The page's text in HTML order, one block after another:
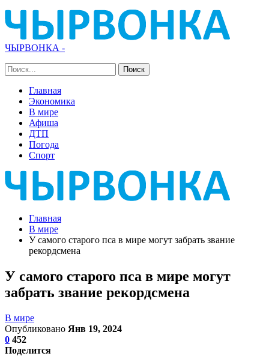
ЧЫРВОНКА -
Главная
Экономика
В мире
Афиша
ДТП
Погода
Спорт
Главная
В мире
У самого старого пса в мире могут забрать звание
рекордсмена
У самого старого пса в мире могут
забрать звание рекордсмена
В мире
Опубликовано Янв 19, 2024
0 452
Поделится